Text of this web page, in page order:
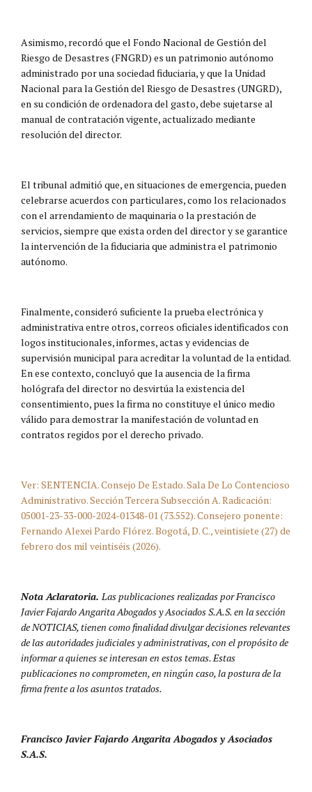
Asimismo, recordó que el Fondo Nacional de Gestión del
Riesgo de Desastres (FNGRD) es un patrimonio autónomo
administrado por una sociedad fiduciaria, y que la Unidad
Nacional para la Gestión del Riesgo de Desastres (UNGRD),
en su condición de ordenadora del gasto, debe sujetarse al
manual de contratación vigente, actualizado mediante
resolución del director.
El tribunal admitió que, en situaciones de emergencia, pueden
celebrarse acuerdos con particulares, como los relacionados
con el arrendamiento de maquinaria o la prestación de
servicios, siempre que exista orden del director y se garantice
la intervención de la fiduciaria que administra el patrimonio
autónomo.
Finalmente, consideró suficiente la prueba electrónica y
administrativa entre otros, correos oficiales identificados con
logos institucionales, informes, actas y evidencias de
supervisión municipal para acreditar la voluntad de la entidad.
En ese contexto, concluyó que la ausencia de la firma
hológrafa del director no desvirtúa la existencia del
consentimiento, pues la firma no constituye el único medio
válido para demostrar la manifestación de voluntad en
contratos regidos por el derecho privado.
Ver: SENTENCIA. Consejo De Estado. Sala De Lo Contencioso
Administrativo. Sección Tercera Subsección A. Radicación:
05001-23-33-000-2024-01348-01 (73.552). Consejero ponente:
Fernando Alexei Pardo Flórez. Bogotá, D. C., veintisiete (27) de
febrero dos mil veintiséis (2026).
Nota Aclaratoria.Las publicaciones realizadas por Francisco
Javier Fajardo Angarita Abogados y Asociados S.A.S. en la sección
de NOTICIAS, tienen como finalidad divulgar decisiones relevantes
de las autoridades judiciales y administrativas, con el propósito de
informar a quienes se interesan en estos temas. Estas
publicaciones no comprometen, en ningún caso, la postura de la
firma frente a los asuntos tratados.
Francisco Javier Fajardo Angarita Abogados y Asociados
S.A.S.